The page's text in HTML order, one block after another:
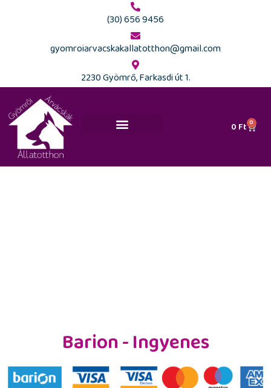
(30) 656 9456
gyomroiarvacskakallatotthon@gmail.com
2230 Gyömrő, Farkasdi út 1.
0 Ft 0
Barion - Ingyenes